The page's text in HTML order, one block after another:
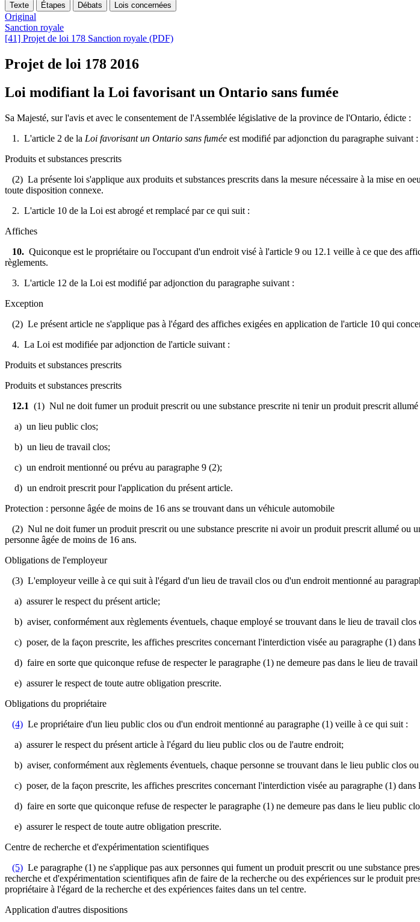
Texte
Étapes Débats Lois concernées
Original
Sanction royale
[41] Projet de loi 178 Sanction royale (PDF)
Projet de loi 178 2016
Loi modifiant la Loi favorisant un Ontario sans fumée
Sa Majesté, sur l'avis et avec le consentement de l'Assemblée législative de la province de l'Ontario, édicte :
1. L'article 2 de la Loi favorisant un Ontario sans fumée est modifié par adjonction du paragraphe suivant :
Produits et substances prescrits
(2) La présente loi s'applique aux produits et substances prescrits dans la mesure nécessaire à la mise en
toute disposition connexe.
2. L'article 10 de la Loi est abrogé et remplacé par ce qui suit :
Affiches
10. Quiconque est le propriétaire ou l'occupant d'un endroit visé à l'article 9 ou 12.1 veille à ce que des
règlements.
3. L'article 12 de la Loi est modifié par adjonction du paragraphe suivant :
Exception
(2) Le présent article ne s'applique pas à l'égard des affiches exigées en application de l'article 10 qui
4. La Loi est modifiée par adjonction de l'article suivant :
Produits et substances prescrits
Produits et substances prescrits
12.1 (1) Nul ne doit fumer un produit prescrit ou une substance prescrite ni tenir un produit prescrit allumé
a) un lieu public clos;
b) un lieu de travail clos;
c) un endroit mentionné ou prévu au paragraphe 9 (2);
d) un endroit prescrit pour l'application du présent article.
Protection : personne âgée de moins de 16 ans se trouvant dans un véhicule automobile
(2) Nul ne doit fumer un produit prescrit ou une substance prescrite ni avoir un produit prescrit allumé ou
personne âgée de moins de 16 ans.
Obligations de l'employeur
(3) L'employeur veille à ce qui suit à l'égard d'un lieu de travail clos ou d'un endroit mentionné au
a) assurer le respect du présent article;
b) aviser, conformément aux règlements éventuels, chaque employé se trouvant dans le lieu de travail
c) poser, de la façon prescrite, les affiches prescrites concernant l'interdiction visée au paragraphe (1)
d) faire en sorte que quiconque refuse de respecter le paragraphe (1) ne demeure pas dans le lieu de
e) assurer le respect de toute autre obligation prescrite.
Obligations du propriétaire
(4) Le propriétaire d'un lieu public clos ou d'un endroit mentionné au paragraphe (1) veille à ce qui suit :
a) assurer le respect du présent article à l'égard du lieu public clos ou de l'autre endroit;
b) aviser, conformément aux règlements éventuels, chaque personne se trouvant dans le lieu public clos
c) poser, de la façon prescrite, les affiches prescrites concernant l'interdiction visée au paragraphe (1)
d) faire en sorte que quiconque refuse de respecter le paragraphe (1) ne demeure pas dans le lieu public
e) assurer le respect de toute autre obligation prescrite.
Centre de recherche et d'expérimentation scientifiques
(5) Le paragraphe (1) ne s'applique pas aux personnes qui fument un produit prescrit ou une substance
recherche et d'expérimentation scientifiques afin de faire de la recherche ou des expériences sur le produit
propriétaire à l'égard de la recherche et des expériences faites dans un tel centre.
Application d'autres dispositions